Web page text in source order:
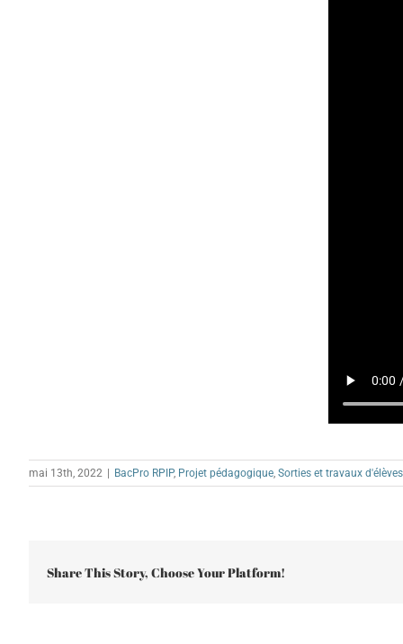
mai 13th, 2022 BacPro RPIP, Projet pédagogique, Sorties et travaux d'élèves
Share This Story, Choose Your Platform!